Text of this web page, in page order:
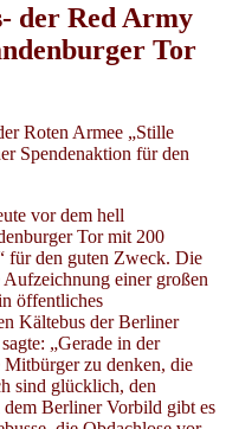
der Red Army
Tor
Roten Armee „Stille
Spendenaktion für den
vor dem hell
Tor mit 200
für den guten Zweck. Die
einer großen
öffentliches
Kältebus der Berliner
„Gerade in der
Mitbürger zu denken, die
sind glücklich, den
Berliner Vorbild gibt es